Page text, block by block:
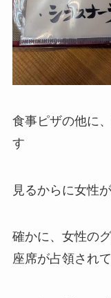
食事ピザの他に
す
見るからに女性
確かに、女性の
座席が占領され